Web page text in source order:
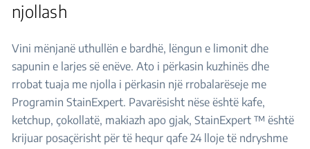
njollash
Vini mënjanë uthullën e bardhë, lëngun e limonit dhe
sapunin e larjes së enëve. Ato i përkasin kuzhinës dhe
rrobat tuaja me njolla i përkasin një rrobalarëseje me
Programin StainExpert. Pavarësisht nëse është kafe,
ketchup, çokollatë, makiazh apo gjak, StainExpert ™ është
krijuar posaçërisht për të hequr qafe 24 lloje të ndryshme